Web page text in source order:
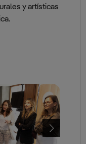
y artísticas